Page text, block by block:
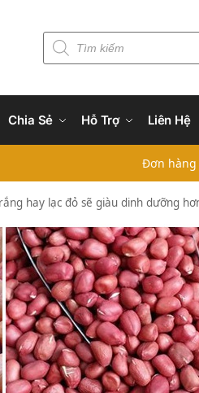
Chia Sẻ Hỗ Trợ Liên Hệ
Đơn hàng
hay lạc đỏ sẽ giàu dinh dưỡng